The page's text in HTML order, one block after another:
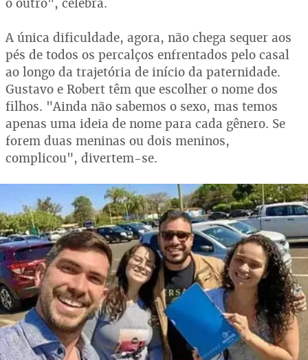
A única dificuldade, agora, não chega sequer aos
pés de todos os percalços enfrentados pelo casal
ao longo da trajetória de início da paternidade.
Gustavo e Robert têm que escolher o nome dos
filhos. "Ainda não sabemos o sexo, mas temos
apenas uma ideia de nome para cada gênero. Se
forem duas meninas ou dois meninos,
complicou", divertem-se.